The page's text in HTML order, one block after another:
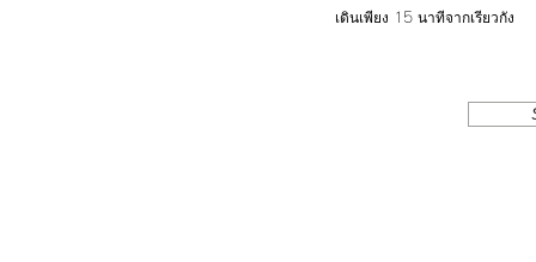
เดินเพียง 15 นาทีจากเรียวกัง